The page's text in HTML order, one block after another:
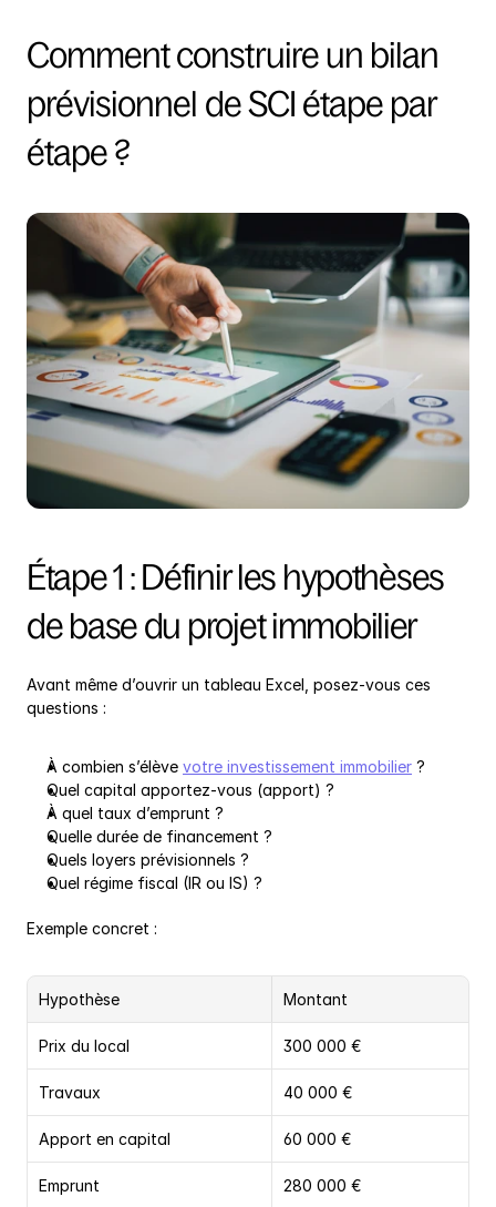
Comment construire un bilan
prévisionnel de SCI étape par
étape ?
Étape 1 : Définir les hypothèses
de base du projet immobilier
Avant même d’ouvrir un tableau Excel, posez-vous ces
questions :
À combien s’élève votre investissement immobilier ?
Quel capital apportez-vous (apport) ?
À quel taux d’emprunt ?
Quelle durée de financement ?
Quels loyers prévisionnels ?
Quel régime fiscal (IR ou IS) ?
Exemple concret :
Hypothèse Montant
Prix du local 300 000 €
Travaux 40 000 €
Apport en capital 60 000 €
Emprunt 280 000 €